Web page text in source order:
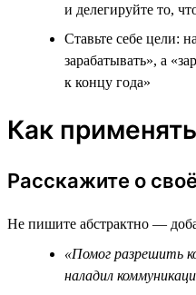
и делегируйте то,
Ставьте себе цели:
зарабатывать», а
к концу года»
Как
Расскажите о
Не пишите абстрактно —
«Помог разрешить
наладил